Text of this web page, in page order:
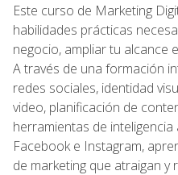
Este curso de Marketing
habilidades prácticas
negocio, ampliar tu alcance
A través de una formación
redes sociales, identidad
video, planificación de
herramientas de
Facebook e Instagram,
de marketing que atraigan y